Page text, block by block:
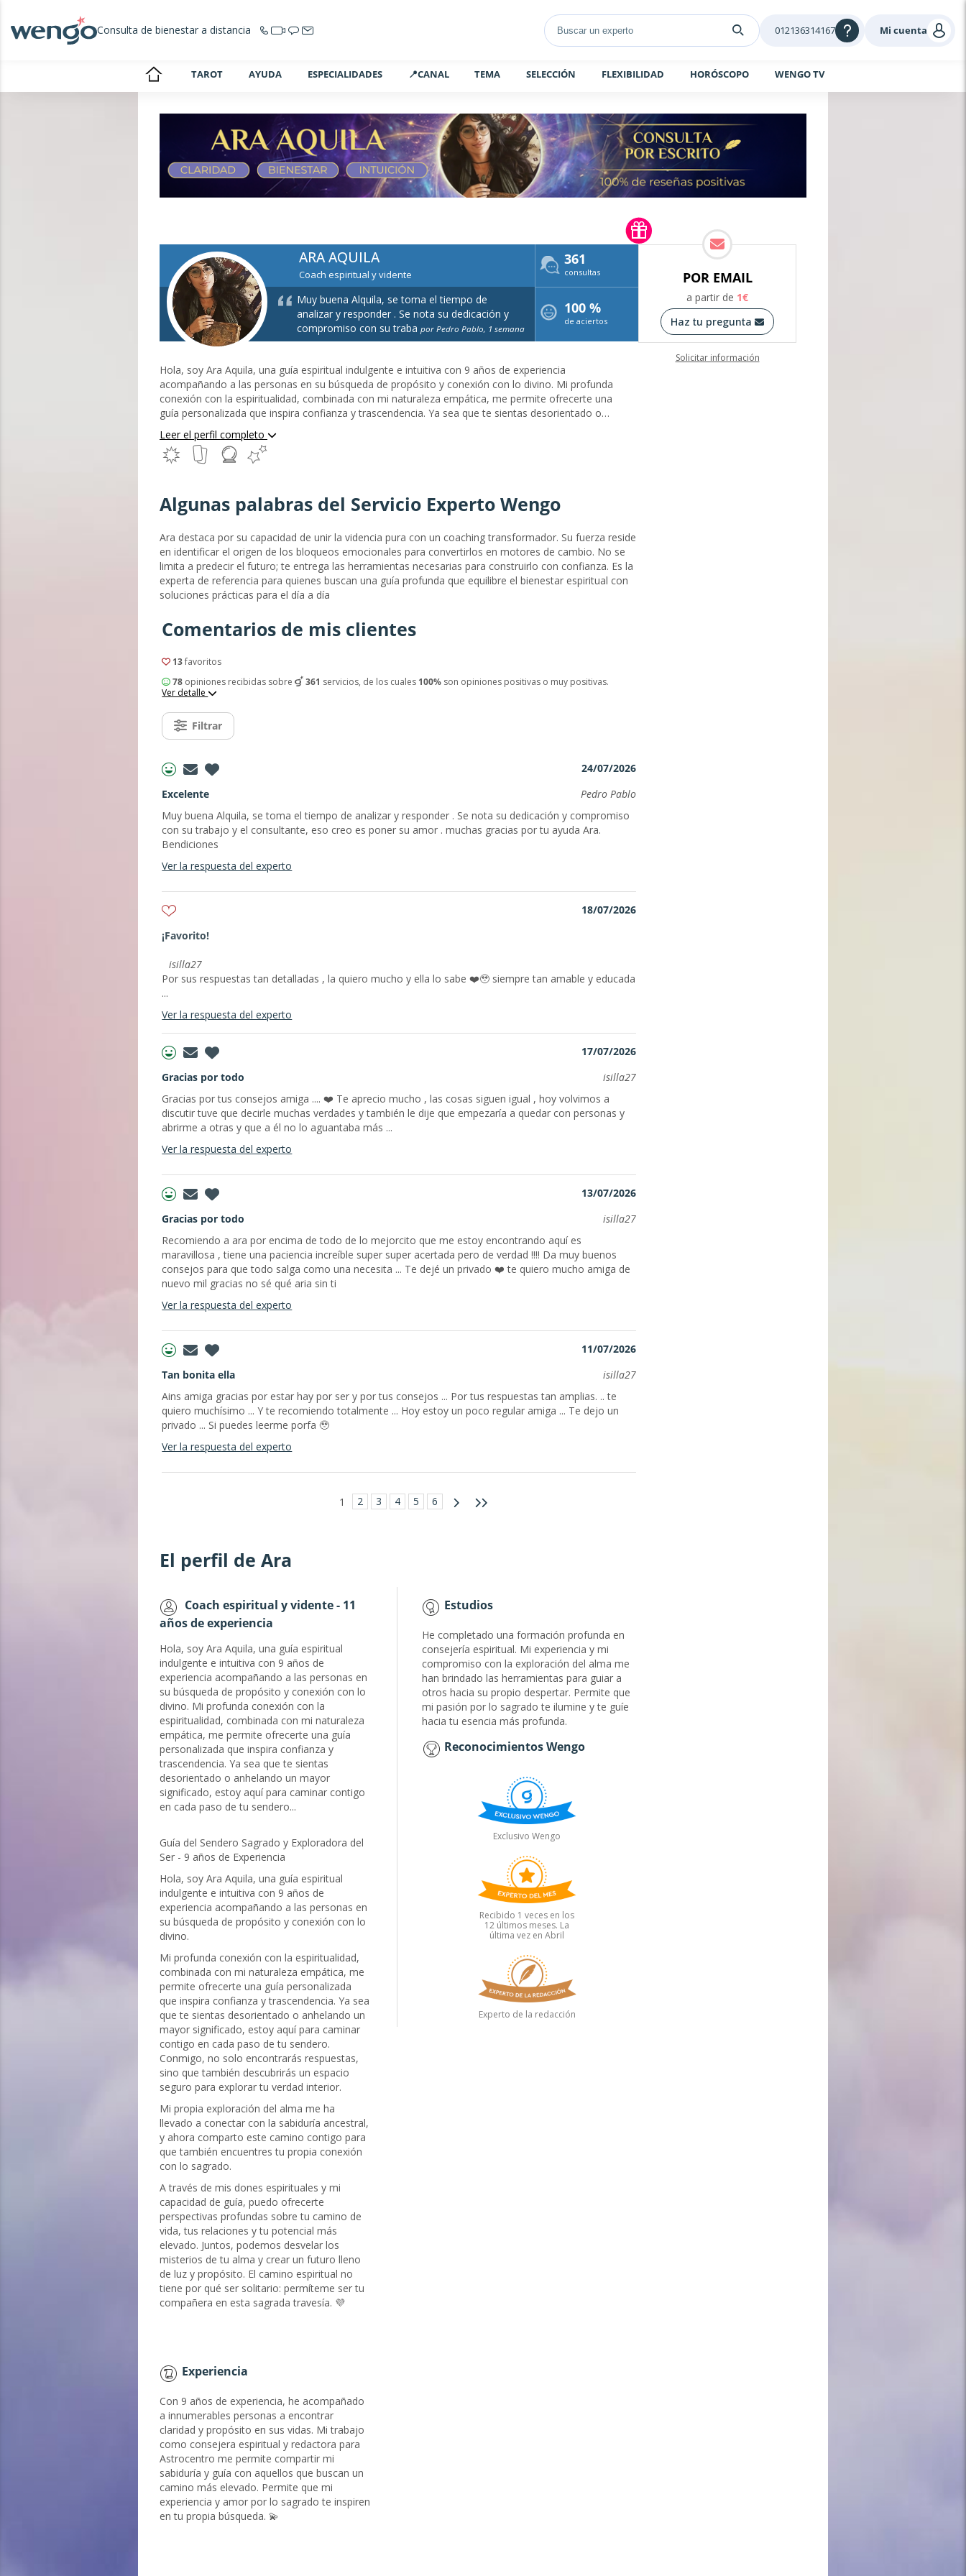
Consulta de bienestar a distancia Mi cuenta
012136314167
TAROT AYUDA ESPECIALIDADES 📍CANAL TEMA SELECCIÓN FLEXIBILIDAD HORÓSCOPO WENGO TV
ARA AQUILA
Coach espiritual y vidente
361
consultas
Muy buena Alquila, se toma el tiempo de
analizar y responder . Se nota su dedicación y
compromiso con su traba por Pedro Pablo, 1 semana
100 %
de aciertos
Hola, soy Ara Aquila, una guía espiritual indulgente e intuitiva con 9 años de experiencia
acompañando a las personas en su búsqueda de propósito y conexión con lo divino. Mi profunda
conexión con la espiritualidad, combinada con mi naturaleza empática, me permite ofrecerte una
guía personalizada que inspira confianza y trascendencia. Ya sea que te sientas desorientado o
del Sendero Sagrado y Exploradora del Ser - 9 años de ExperienciaHola, soy Ara Aquila, una guía
espiritual indulgente e intuitiva con 9 años de experiencia acompañando a las personas en su
Leer el perfil completo
Algunas palabras del Servicio Experto Wengo
Ara destaca por su capacidad de unir la videncia pura con un coaching transformador. Su fuerza reside
en identificar el origen de los bloqueos emocionales para convertirlos en motores de cambio. No se
limita a predecir el futuro; te entrega las herramientas necesarias para construirlo con confianza. Es la
experta de referencia para quienes buscan una guía profunda que equilibre el bienestar espiritual con
soluciones prácticas para el día a día
Comentarios de mis clientes
13favoritos
78 opiniones recibidas sobre 361 servicios, de los cuales 100% son opiniones positivas o muy positivas.
Ver detalle
Filtrar
24/07/2026
Excelente
Pedro Pablo
Muy buena Alquila, se toma el tiempo de analizar y responder . Se nota su dedicación y compromiso
con su trabajo y el consultante, eso creo es poner su amor . muchas gracias por tu ayuda Ara.
Bendiciones
Ver la respuesta del experto
¡Favorito!
18/07/2026
isilla27
Por sus respuestas tan detalladas , la quiero mucho y ella lo sabe ❤️🥹 siempre tan amable y educada
...
Ver la respuesta del experto
17/07/2026
Gracias por todo
isilla27
Gracias por tus consejos amiga .... ❤️ Te aprecio mucho , las cosas siguen igual , hoy volvimos a
discutir tuve que decirle muchas verdades y también le dije que empezaría a quedar con personas y
abrirme a otras y que a él no lo aguantaba más ...
Ver la respuesta del experto
13/07/2026
Gracias por todo
isilla27
Recomiendo a ara por encima de todo de lo mejorcito que me estoy encontrando aquí es
maravillosa , tiene una paciencia increíble super super acertada pero de verdad !!!! Da muy buenos
consejos para que todo salga como una necesita ... Te dejé un privado ❤️ te quiero mucho amiga de
nuevo mil gracias no sé qué aria sin ti
Ver la respuesta del experto
11/07/2026
Tan bonita ella
isilla27
Ains amiga gracias por estar hay por ser y por tus consejos ... Por tus respuestas tan amplias. .. te
quiero muchísimo ... Y te recomiendo totalmente ... Hoy estoy un poco regular amiga ... Te dejo un
privado ... Si puedes leerme porfa 🥹
Ver la respuesta del experto
1 2 3 4 5 6
El perfil de Ara
Coach espiritual y vidente - 11
años de experiencia
Hola, soy Ara Aquila, una guía espiritual
indulgente e intuitiva con 9 años de
experiencia acompañando a las personas en
su búsqueda de propósito y conexión con lo
divino. Mi profunda conexión con la
espiritualidad, combinada con mi naturaleza
empática, me permite ofrecerte una guía
personalizada que inspira confianza y
trascendencia. Ya sea que te sientas
desorientado o anhelando un mayor
significado, estoy aquí para caminar contigo
en cada paso de tu sendero...
Guía del Sendero Sagrado y Exploradora del
Ser - 9 años de Experiencia
Hola, soy Ara Aquila, una guía espiritual
indulgente e intuitiva con 9 años de
experiencia acompañando a las personas en
su búsqueda de propósito y conexión con lo
divino.
Mi profunda conexión con la espiritualidad,
combinada con mi naturaleza empática, me
permite ofrecerte una guía personalizada
que inspira confianza y trascendencia. Ya sea
que te sientas desorientado o anhelando un
mayor significado, estoy aquí para caminar
contigo en cada paso de tu sendero.
Conmigo, no solo encontrarás respuestas,
sino que también descubrirás un espacio
seguro para explorar tu verdad interior.
Mi propia exploración del alma me ha
llevado a conectar con la sabiduría ancestral,
y ahora comparto este camino contigo para
que también encuentres tu propia conexión
con lo sagrado.
A través de mis dones espirituales y mi
capacidad de guía, puedo ofrecerte
perspectivas profundas sobre tu camino de
vida, tus relaciones y tu potencial más
elevado. Juntos, podemos desvelar los
misterios de tu alma y crear un futuro lleno
de luz y propósito. El camino espiritual no
tiene por qué ser solitario: permíteme ser tu
compañera en esta sagrada travesía. 💜
Experiencia
Con 9 años de experiencia, he acompañado
a innumerables personas a encontrar
claridad y propósito en sus vidas. Mi trabajo
como consejera espiritual y redactora para
Astrocentro me permite compartir mi
sabiduría y guía con aquellos que buscan un
camino más elevado. Permite que mi
experiencia y amor por lo sagrado te inspiren
en tu propia búsqueda. 💫
Estudios
He completado una formación profunda en
consejería espiritual. Mi experiencia y mi
compromiso con la exploración del alma me
han brindado las herramientas para guiar a
otros hacia su propio despertar. Permite que
mi pasión por lo sagrado te ilumine y te guíe
hacia tu esencia más profunda.
Reconocimientos Wengo
Exclusivo Wengo
Recibido 1 veces en los
12 últimos meses. La
última vez en Abril
Experto de la redacción
POR EMAIL
a partir de 1€
Haz tu pregunta
Solicitar información